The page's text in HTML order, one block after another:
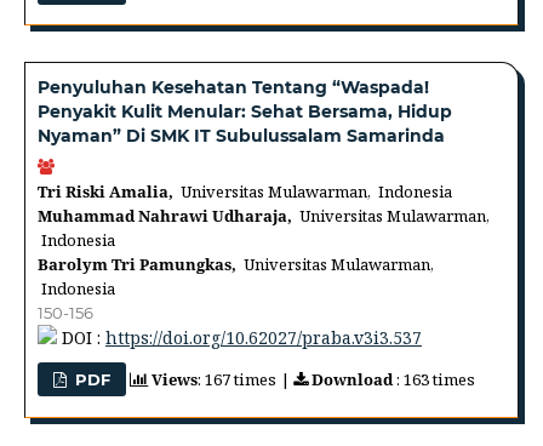
Penyuluhan Kesehatan Tentang “Waspada!
Penyakit Kulit Menular: Sehat Bersama, Hidup
Nyaman” Di SMK IT Subulussalam Samarinda
Tri Riski Amalia, Universitas Mulawarman, Indonesia
Muhammad Nahrawi Udharaja, Universitas Mulawarman,
Indonesia
Barolym Tri Pamungkas, Universitas Mulawarman,
Indonesia
150-156
DOI : https://doi.org/10.62027/praba.v3i3.537
PDF Views: 167 times | Download: 163 times